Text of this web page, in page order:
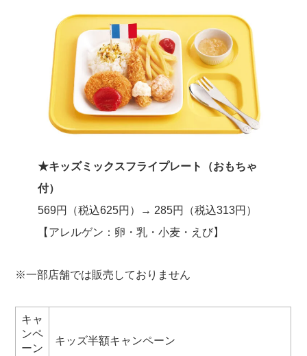
★キッズミックスフライプレート（おもちゃ
付）
569円（税込625円）→ 285円（税込313円）
【アレルゲン：卵・乳・小麦・えび】
※一部店舗では販売しておりません
キャ
ンペ
ーン
キッズ半額キャンペーン